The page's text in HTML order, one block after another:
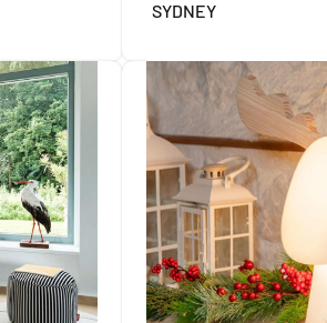
SYDNEY